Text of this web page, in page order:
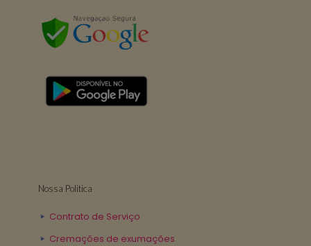
Nossa Politica
Contrato de Serviço
Cremações de exumações